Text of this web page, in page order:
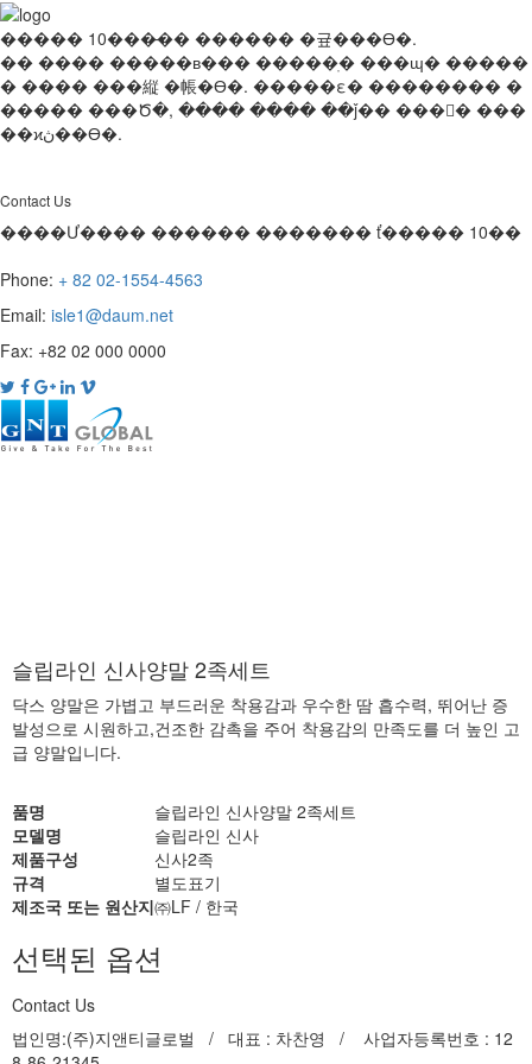
����� 10���̶�� ������ �귶���ϴ�.
�� ���� �����в��� �����ֽ� ���ɰ� �����
� ���� ���縦 �帳�ϴ�. �����ε� �������� �
����� ���Ծ�, ���� ���� ��ǰ�� ���񽺸� ���
��ϰڽ��ϴ�.
Contact Us
����Ư���� ������ ������� ť����� 10��
Phone: + 82 02-1554-4563
Email: isle1@daum.net
Fax: +82 02 000 0000
슬립라인 신사양말 2족세트
닥스 양말은 가볍고 부드러운 착용감과 우수한 땀 흡수력, 뛰어난 증
발성으로 시원하고,건조한 감촉을 주어 착용감의 만족도를 더 높인 고
급 양말입니다.
품명
슬립라인 신사양말 2족세트
모델명
슬립라인 신사
제품구성
신사2족
규격
별도표기
제조국 또는 원산지㈜LF / 한국
선택된 옵션
Contact Us
법인명:(주)지앤티글로벌 / 대표 : 차찬영 / 사업자등록번호 : 12